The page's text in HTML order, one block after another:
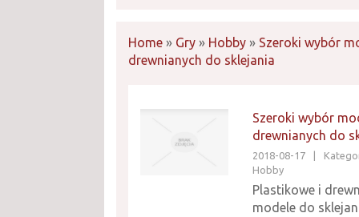
Home » Gry » Hobby » Szeroki wybór
drewnianych do sklejania
Szeroki wybór
drewnianych do
2018-08-17
Hobby
Plastikowe i
modele do